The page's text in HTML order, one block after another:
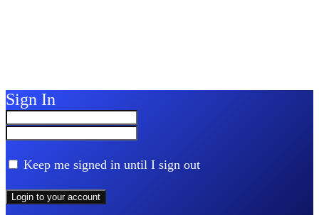
Sign In
Keep me signed in until I sign out